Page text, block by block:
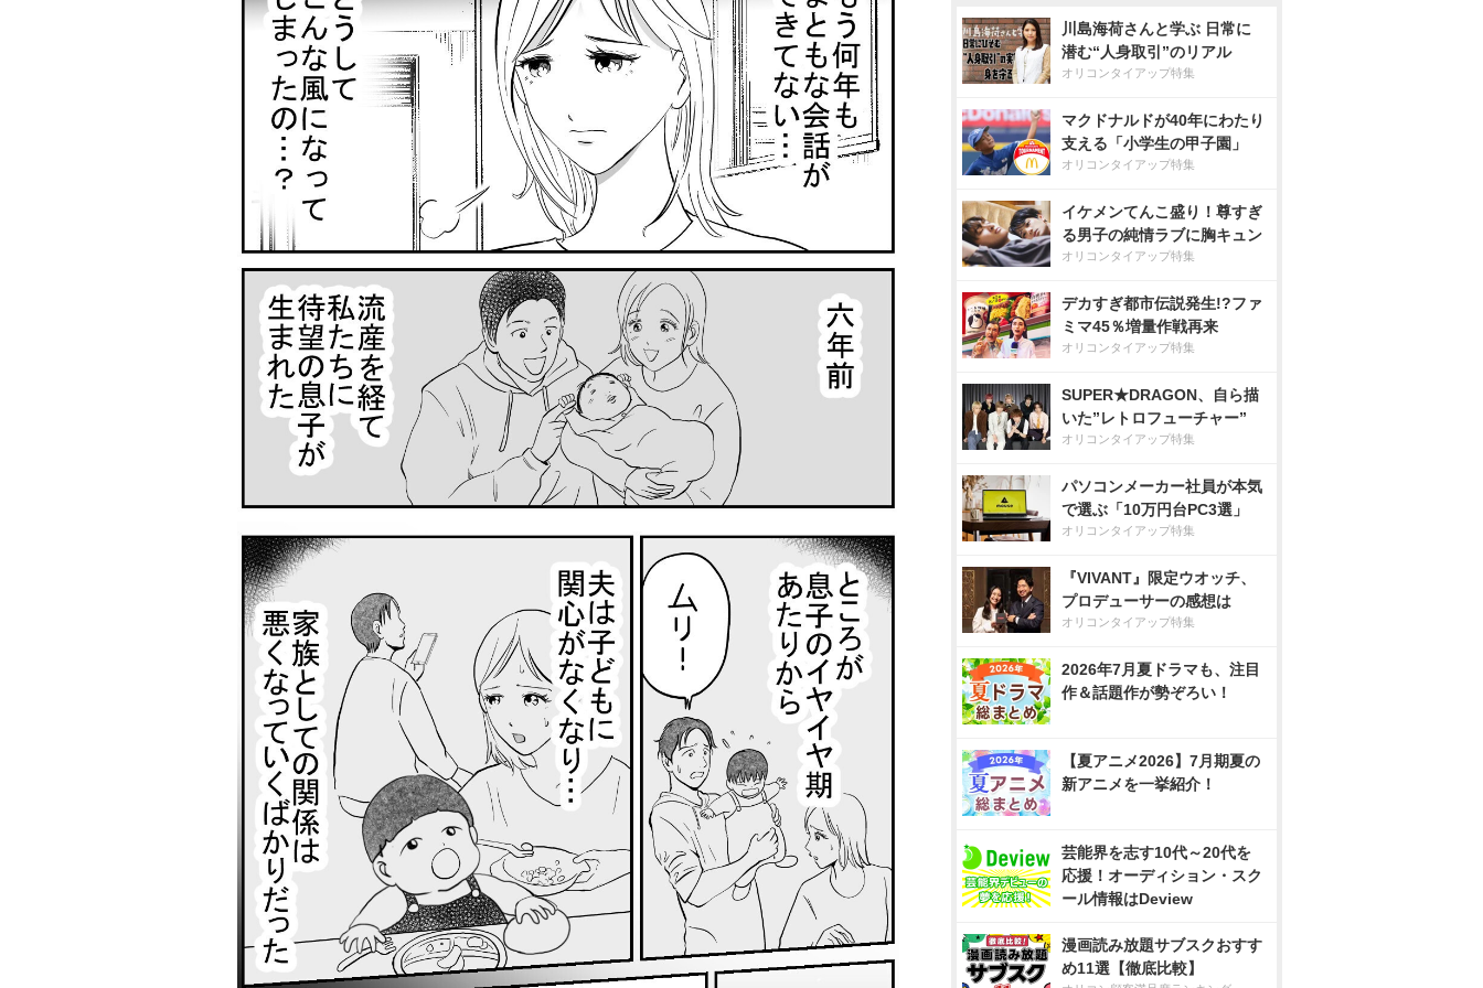
川島海荷さんと学ぶ 日常に
潜む“人身取引”のリアル
オリコンタイアップ特集
マクドナルドが40年にわたり
支える「小学生の甲子園」
オリコンタイアップ特集
イケメンてんこ盛り！尊すぎ
る男子の純情ラブに胸キュン
オリコンタイアップ特集
デカすぎ都市伝説発生!?ファ
ミマ45％増量作戦再来
オリコンタイアップ特集
SUPER★DRAGON、自ら描
いた”レトロフューチャー”
オリコンタイアップ特集
パソコンメーカー社員が本気
で選ぶ「10万円台PC3選」
オリコンタイアップ特集
『VIVANT』限定ウオッチ、
プロデューサーの感想は
オリコンタイアップ特集
2026年7月夏ドラマも、注目
作＆話題作が勢ぞろい！
【夏アニメ2026】7月期夏の
新アニメを一挙紹介！
芸能界を志す10代～20代を
応援！オーディション・スク
ール情報はDeview
漫画読み放題サブスクおすす
め11選【徹底比較】